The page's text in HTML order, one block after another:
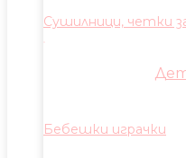
Сушилници, четки
Бебешки играчки